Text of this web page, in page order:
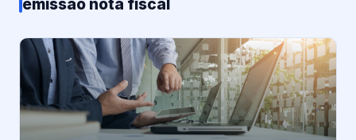
emissão nota fiscal